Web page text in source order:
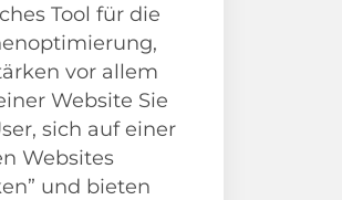
Tool für die
vor allem
Website Sie
sich auf einer
Websites
und bieten
Kundenbewertungen und Erfahrungen zu